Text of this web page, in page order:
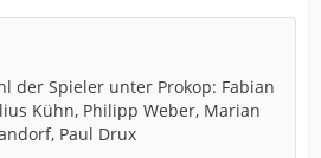
der Spieler unter Prokop: Fabian
Kühn, Philipp Weber, Marian
Paul Drux